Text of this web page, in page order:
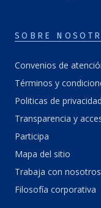
SOBRE
Convenios de
Términos y
Politicas de privacidad
Transparencia y
Participa
Mapa del sitio
Trabaja con nosotros
Filosofía corporativa